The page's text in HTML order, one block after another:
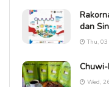
dan
Thu,
Wed,